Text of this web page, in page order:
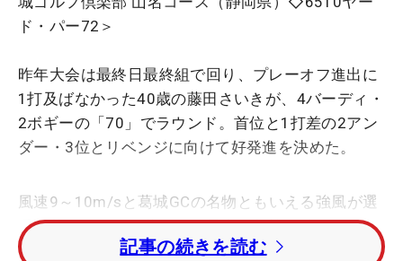
ド・パー72＞
昨年大会は最終日最終組で回り、プレーオフ進出に
1打及ばなかった40歳の藤田さいきが、4バーディ・
2ボギーの「70」でラウンド。首位と1打差の2アン
ダー・3位とリベンジに向けて好発進を決めた。
風速9～10m/sと葛城GCの名物ともいえる強風が選
手を苦しめたが、藤田には最高の相棒が隣にいた。
「ここ1、2年、ゴルフのアドバイスをもらう」とい
記事の続きを読む